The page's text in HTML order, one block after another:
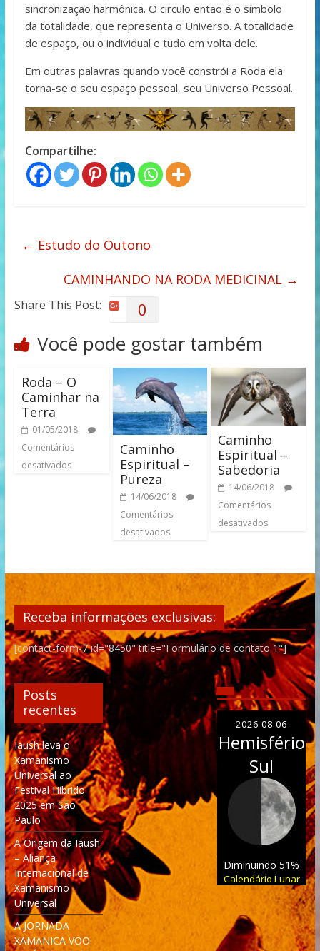
sincronização harmônica. O circulo então é o símbolo
da totalidade, que representa o Universo. A totalidade
de espaço, ou o individual e tudo em volta dele.
Em outras palavras quando você constrói a Roda ela
torna-se o seu espaço pessoal, seu Universo Pessoal.
Compartilhe:
← Estudo do Outono
CAMINHANDO NA RODA MEDICINAL →
Share This Post: 0
Você pode gostar também
Roda – O
Caminhar na
Terra
01/05/2018
Comentários
desativados
Caminho
Espiritual –
Pureza
14/06/2018
Comentários
desativados
Caminho
Espiritual –
Sabedoria
14/06/2018
Comentários
desativados
Receba informações exclusivas:
[contact-form-7 id="8450" title="Formulário de contato 1"]
Posts
recentes
Iaush leva o
Xamanismo
Universal ao
Festival Híbrido
2025 em São
Paulo
A Origem da Iaush
– Aliança
Internacional de
Xamanismo
Universal
A JORNADA
XAMANICA VOO
2026-08-06
Hemisfério
Sul
Diminuindo 51%
Calendário Lunar